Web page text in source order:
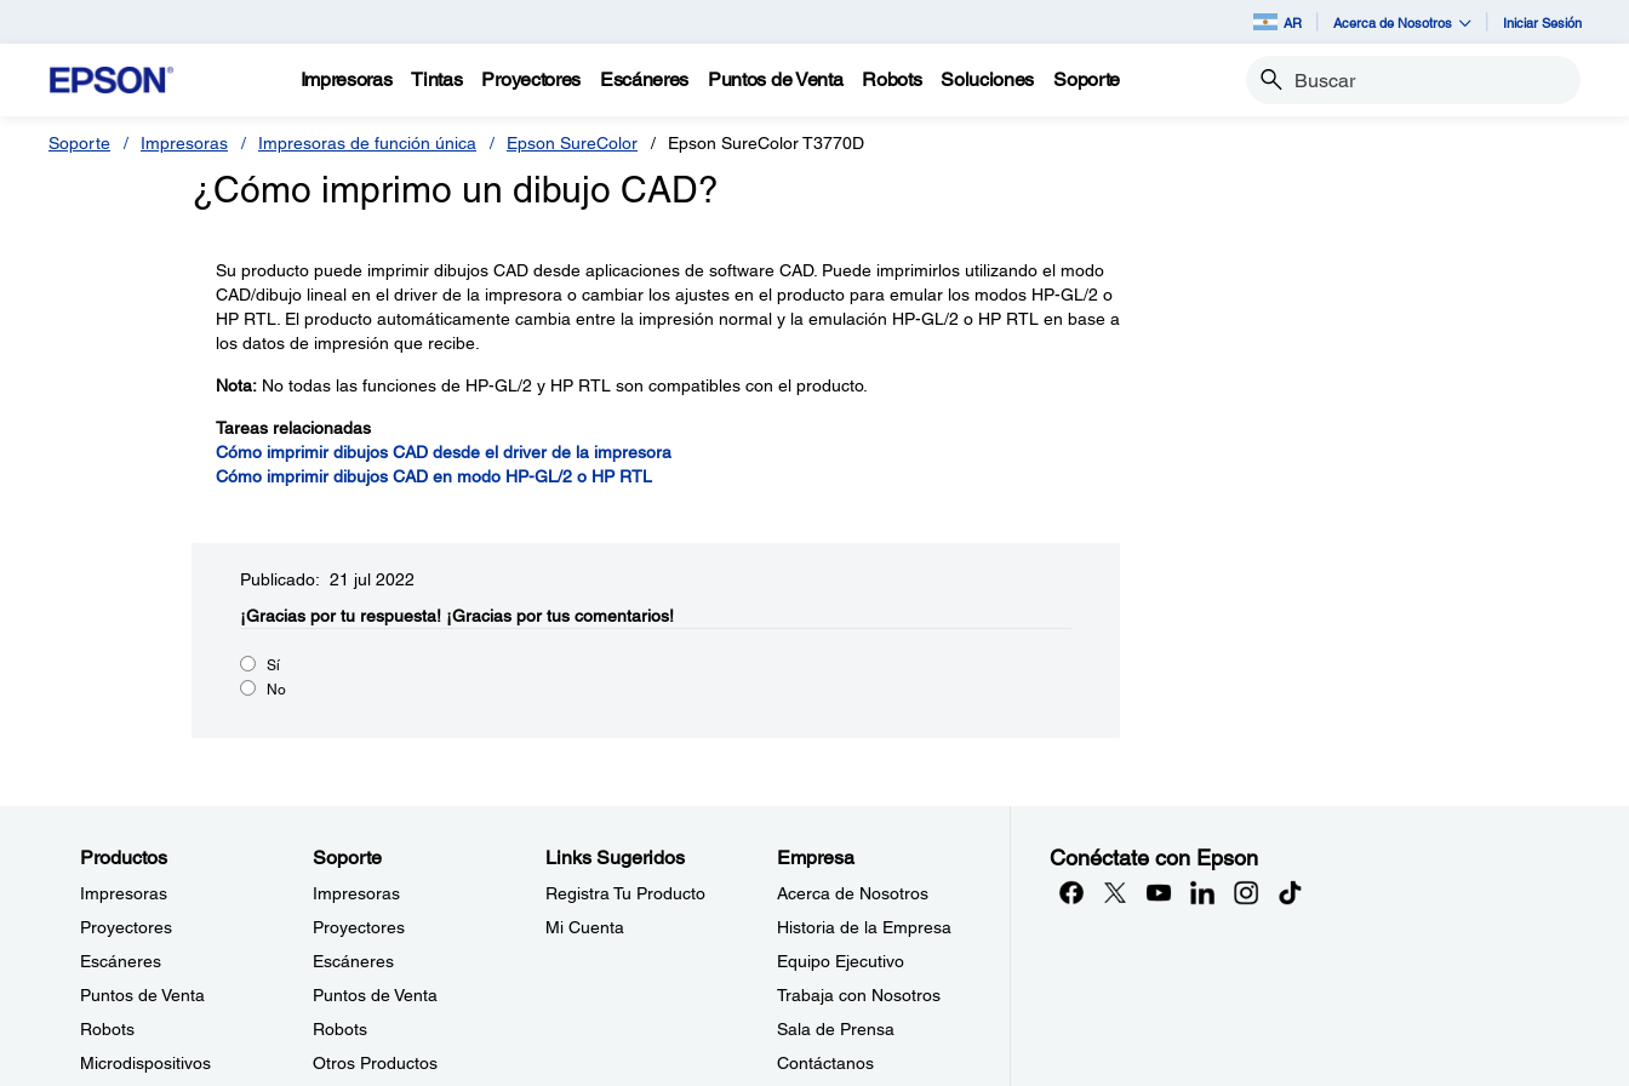
AR Acerca de Nosotros Iniciar Sesión
Impresoras Tintas Proyectores Escáneres Puntos de Venta Robots Soluciones Soporte Buscar
Soporte Impresoras Impresoras de función única Epson SureColor Epson SureColor T3770D
¿Cómo imprimo un dibujo CAD?
Su producto puede imprimir dibujos CAD desde aplicaciones de software CAD. Puede imprimirlos utilizando el modo
CAD/dibujo lineal en el driver de la impresora o cambiar los ajustes en el producto para emular los modos HP-GL/2 o
HP RTL. El producto automáticamente cambia entre la impresión normal y la emulación HP-GL/2 o HP RTL en base a
los datos de impresión que recibe.
Nota:No todas las funciones de HP-GL/2 y HP RTL son compatibles con el producto.
Tareas relacionadas
Cómo imprimir dibujos CAD desde el driver de la impresora
Cómo imprimir dibujos CAD en modo HP-GL/2 o HP RTL
Publicado: 21 jul 2022
¡Gracias por tu respuesta! ¡Gracias por tus comentarios!
Sí
No
Productos
Impresoras
Proyectores
Escáneres
Puntos de Venta
Robots
Microdispositivos
Soporte
Impresoras
Proyectores
Escáneres
Puntos de Venta
Robots
Otros Productos
Links Sugeridos
Registra Tu Producto
Mi Cuenta
Empresa
Acerca de Nosotros
Historia de la Empresa
Equipo Ejecutivo
Trabaja con Nosotros
Sala de Prensa
Contáctanos
Conéctate con Epson